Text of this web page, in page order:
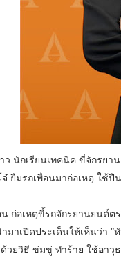
ว นักเรียนเทคนิค ขี่จักรย
ยืมรถเพื่อนมาก่อเหตุ ใช้
ก่อเหตุขี้รถจักรยานยนต์ต
มาเปิดประเด็นให้เห็นว่า
วยวิธี ข่มขู่ ทำร้าย ใช้อาวุ